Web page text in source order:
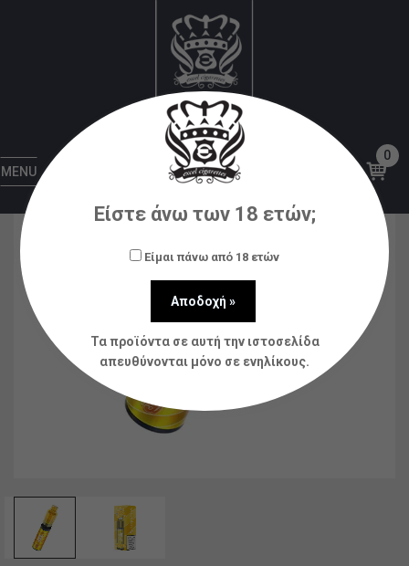
MENU
0
Ηλεκτρονικά Τσιγάρα
Liquideo Wpuff Fusion Passion Lemon 15000 puffs
Είστε άνω των 18 ετών;
Είμαι πάνω από 18 ετών
Τα προϊόντα σε αυτή την ιστοσελίδα
απευθύνονται μόνο σε ενηλίκους.